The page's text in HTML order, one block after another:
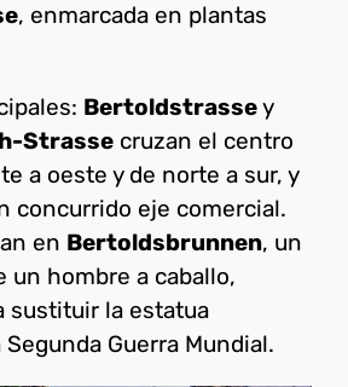
, enmarcada en plantas
Bertoldstrassey
Strasse cruzan el centro
a oeste y de norte a sur, y
concurrido eje comercial.
en Bertoldsbrunnen, un
un hombre a caballo,
sustituir la estatua
Guerra Mundial.